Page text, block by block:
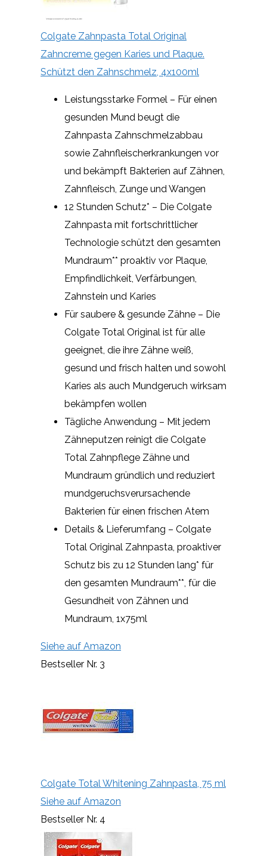
Colgate Zahnpasta Total Original
Zahncreme gegen Karies und Plaque.
Schützt den Zahnschmelz, 4x100ml
Leistungsstarke Formel – Für einen
gesunden Mund beugt die
Zahnpasta Zahnschmelzabbau
sowie Zahnfleischerkrankungen vor
und bekämpft Bakterien auf Zähnen,
Zahnfleisch, Zunge und Wangen
12 Stunden Schutz* – Die Colgate
Zahnpasta mit fortschrittlicher
Technologie schützt den gesamten
Mundraum** proaktiv vor Plaque,
Empfindlichkeit, Verfärbungen,
Zahnstein und Karies
Für saubere & gesunde Zähne – Die
Colgate Total Original ist für alle
geeignet, die ihre Zähne weiß,
gesund und frisch halten und sowohl
Karies als auch Mundgeruch wirksam
bekämpfen wollen
Tägliche Anwendung – Mit jedem
Zähneputzen reinigt die Colgate
Total Zahnpflege Zähne und
Mundraum gründlich und reduziert
mundgeruchsverursachende
Bakterien für einen frischen Atem
Details & Lieferumfang – Colgate
Total Original Zahnpasta, proaktiver
Schutz bis zu 12 Stunden lang* für
den gesamten Mundraum**, für die
Gesundheit von Zähnen und
Mundraum, 1x75ml
Siehe auf Amazon
Bestseller Nr. 3
Colgate Total Whitening Zahnpasta, 75 ml
Siehe auf Amazon
Bestseller Nr. 4